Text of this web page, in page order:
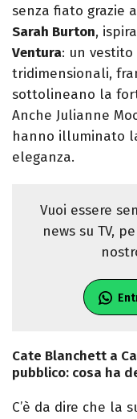
senza fiato grazie
Sarah Burton,
Ventura: un
tridimensionali,
sottolineano la
Anche Julianne
hanno illuminato
eleganza.
Vuoi essere
news su TV,
Cate Blanchett a
pubblico: cosa ha
C’è da dire che la